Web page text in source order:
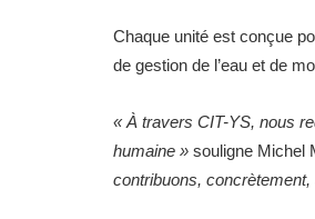
Chaque unité est conçue
de gestion de l’eau et de
« À travers CIT-YS, nous
humaine » souligne Michel
contribuons,